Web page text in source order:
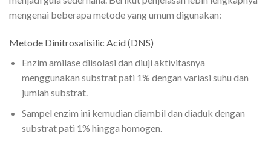
mengenai beberapa metode yang umum digunakan:
Metode Dinitrosalisilic Acid (DNS)
Enzim amilase diisolasi dan diuji aktivitasnya
menggunakan substrat pati 1% dengan variasi suhu dan
jumlah substrat.
Sampel enzim ini kemudian diambil dan diaduk dengan
substrat pati 1% hingga homogen.